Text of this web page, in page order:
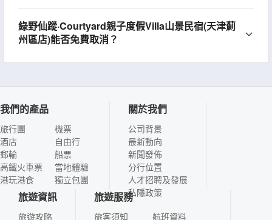
綠野仙蹤·Courtyard親子度假Villa山景民宿(天津薊
州區店)能否免費取消？
我們的產品
旅行團
酒店
郵輪
高鐵火車票
港玩港食
機票
自由行
船票
當地體驗
獨立包團
關於我們
公司背景
最新動向
新聞發佈
分行位置
人才招聘及發展
私隱政策
旅遊資訊
旅遊攻略
旅遊服務
旅客須知
航班資料